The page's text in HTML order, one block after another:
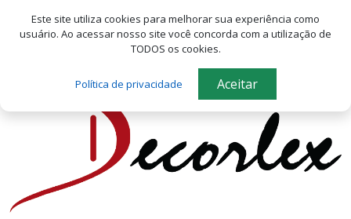
Seja bem-vindo(a) a Decorlex!
Meus favoritos
Produtos
Este site utiliza cookies para melhorar sua experiência como
usuário. Ao acessar nosso site você concorda com a utilização de
TODOS os cookies.
Política de privacidade Aceitar